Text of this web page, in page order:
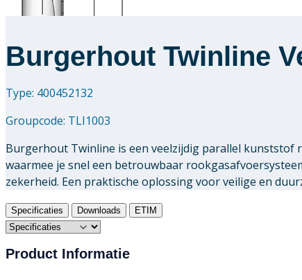
Burgerhout Twinline
Type: 400452132
Groupcode: TLI1003
Burgerhout Twinline is een veelzijdig parallel kunststof
waarmee je snel een betrouwbaar
zekerheid. Een praktische oplossing voor veilige en
Specificaties Downloads ETIM
Product Informatie